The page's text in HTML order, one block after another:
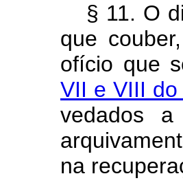
§ 11. O
que
ofício que
VII e VIII do
vedados
na